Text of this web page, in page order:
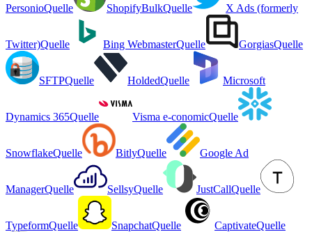
PersonioQuelle ShopifyBulkQuelle X Ads (formerly
Twitter)Quelle Bing WebmasterQuelle GorgiasQuelle
SFTPQuelle HoldedQuelle Microsoft
Dynamics 365Quelle Visma e-conomicQuelle
SnowflakeQuelle BitlyQuelle Google Ad
ManagerQuelle SellsyQuelle JustCallQuelle
TypeformQuelle SnapchatQuelle CaptivateQuelle